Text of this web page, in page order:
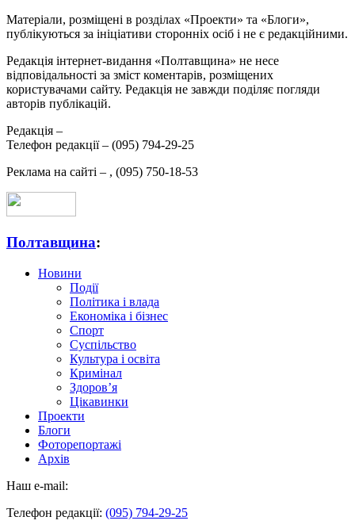
Матеріали, розміщені в розділах «Проекти» та «Блоги»,
публікуються за ініціативи сторонніх осіб і не є редакційними.
Редакція інтернет-видання «Полтавщина» не несе
відповідальності за зміст коментарів, розміщених
користувачами сайту. Редакція не завжди поділяє погляди
авторів публікацій.
Редакція –
Телефон редакції – (095) 794-29-25
Реклама на сайті – , (095) 750-18-53
Полтавщина:
Новини
Події
Політика і влада
Економіка і бізнес
Спорт
Суспільство
Культура і освіта
Кримінал
Здоров’я
Цікавинки
Проекти
Блоги
Фоторепортажі
Архів
Наш e-mail:
Телефон редакції: (095) 794-29-25